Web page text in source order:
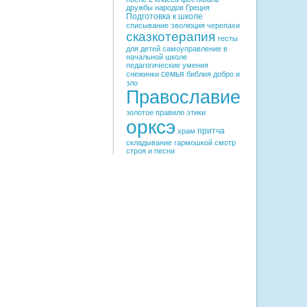
дружбы народов Греция
Подготовка к школе
списывание эволюция черепахи
сказкотерапия тесты
для детей самоуправление в
начальной школе
педагогические умения
снежинки семья библия добро и
зло
Православие
золотое правило этики
орксэ храм притча
складывание гармошкой смотр
строя и песни